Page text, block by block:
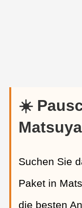
☀️
Suchen Sie
Paket in
die besten